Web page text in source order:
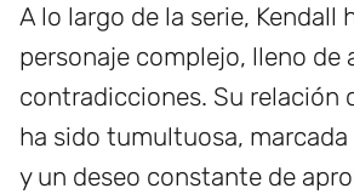
A lo largo de la serie, Kendall
personaje complejo, lleno de
contradicciones. Su relación
ha sido tumultuosa,
y un deseo constante de